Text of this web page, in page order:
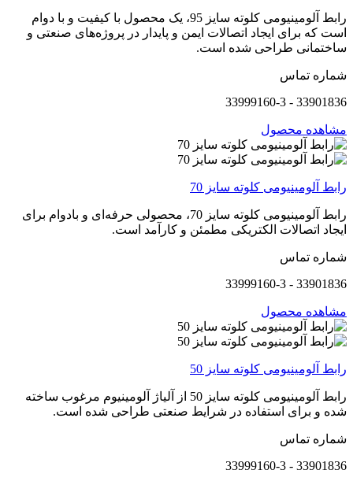
رابط آلومینیومی کلوته سایز 95، یک محصول با کیفیت و با دوام
است که برای ایجاد اتصالات ایمن و پایدار در پروژه‌های صنعتی و
ساختمانی طراحی شده است.
شماره تماس
33901836 - 33999160-3
مشاهده محصول
رابط آلومینیومی کلوته سایز 70
رابط آلومینیومی کلوته سایز 70، محصولی حرفه‌ای و بادوام برای
ایجاد اتصالات الکتریکی مطمئن و کارآمد است.
شماره تماس
33901836 - 33999160-3
مشاهده محصول
رابط آلومینیومی کلوته سایز 50
رابط آلومینیومی کلوته سایز 50 از آلیاژ آلومینیوم مرغوب ساخته
شده و برای استفاده در شرایط صنعتی طراحی شده است.
شماره تماس
33901836 - 33999160-3